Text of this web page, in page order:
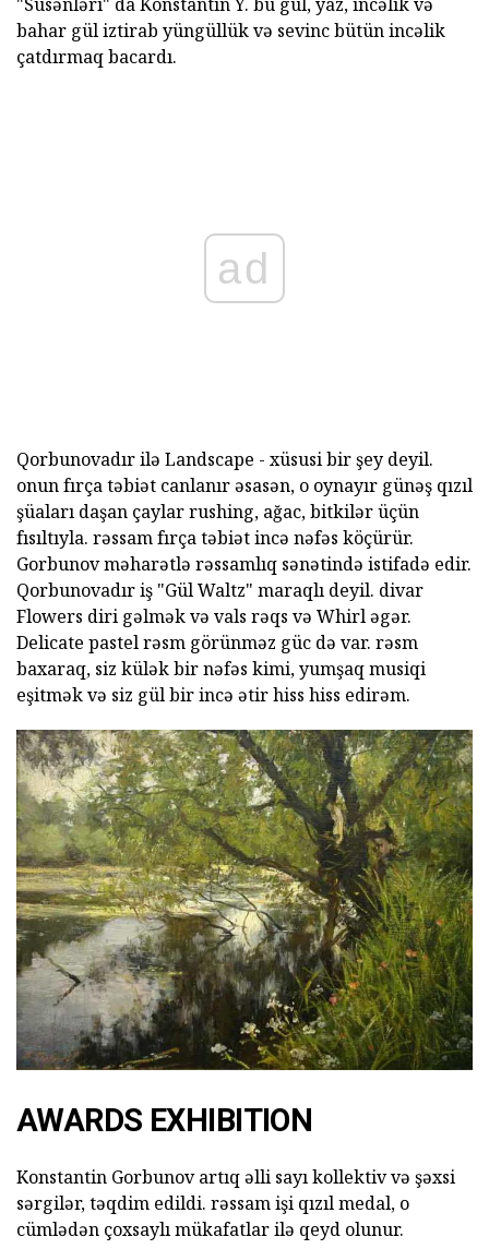
bahar gül iztirab yüngüllük və sevinc bütün incəlik
çatdırmaq bacardı.
ad
Qorbunovadır ilə Landscape - xüsusi bir şey deyil.
onun fırça təbiət canlanır əsasən, o oynayır günəş qızıl
şüaları daşan çaylar rushing, ağac, bitkilər üçün
fısıltıyla. rəssam fırça təbiət incə nəfəs köçürür.
Gorbunov məharətlə rəssamlıq sənətində istifadə edir.
Qorbunovadır iş "Gül Waltz" maraqlı deyil. divar
Flowers diri gəlmək və vals rəqs və Whirl əgər.
Delicate pastel rəsm görünməz güc də var. rəsm
baxaraq, siz külək bir nəfəs kimi, yumşaq musiqi
eşitmək və siz gül bir incə ətir hiss hiss edirəm.
AWARDS EXHIBITION
Konstantin Gorbunov artıq əlli sayı kollektiv və şəxsi
sərgilər, təqdim edildi. rəssam işi qızıl medal, o
cümlədən çoxsaylı mükafatlar ilə qeyd olunur.